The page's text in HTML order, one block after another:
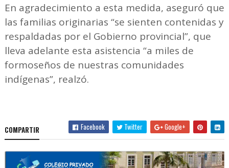
En agradecimiento a esta medida, aseguró que
las familias originarias “se sienten contenidas y
respaldadas por el Gobierno provincial”, que
lleva adelante esta asistencia “a miles de
formoseños de nuestras comunidades
indígenas”, realzó.
COMPARTIR Facebook Twitter Google+